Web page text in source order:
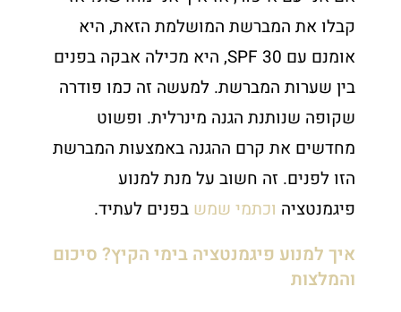
קבלו את המברשת המושלמת הזאת, היא
אומנם עם 30 SPF, היא מכילה אבקה בפנים
בין שערות המברשת. למעשה זה כמו פודרה
שקופה שנותנת הגנה מינרלית. ופשוט
מחדשים את קרם ההגנה באמצעות המברשת
הזו לפנים. זה חשוב על מנת למנוע
פיגמנטציה וכתמי שמש בפנים לעתיד.
איך למנוע פיגמנטציה בימי הקיץ? סיכום
והמלצות